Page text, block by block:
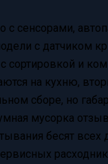
с сенсорами,
с датчиком
сортировкой и
на кухню,
сборе, но
мусорка
бесят